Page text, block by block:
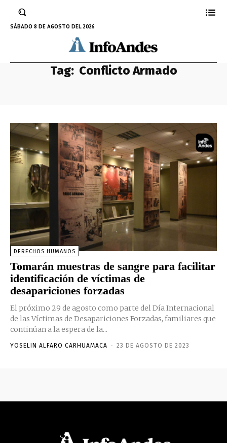
SÁBADO 8 DE AGOSTO DEL 2026
Tag: Conflicto Armado
DERECHOS HUMANOS
Tomarán muestras de sangre para facilitar
identificación de víctimas de
desapariciones forzadas
El próximo 29 de agosto como parte del Día Internacional
de las Víctimas de Desapariciones Forzadas, familiares que
continúan a la espera de la...
YOSELIN ALFARO CARHUAMACA - 23 DE AGOSTO DE 2023